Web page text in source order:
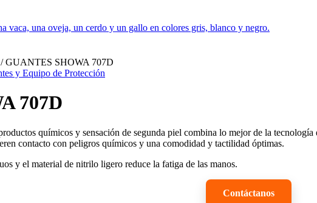
/ GUANTES SHOWA 707D
y Equipo de Protección
707D
químicos y sensación de segunda piel combina lo mejor de la
contacto con peligros químicos y una comodidad y tactilidad óptimas.
y el material de nitrilo ligero reduce la fatiga de las manos.
Contáctanos